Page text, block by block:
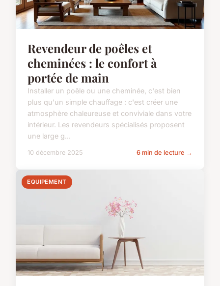
Revendeur de poêles et
cheminées : le confort à
portée de main
Installer un poêle ou une cheminée, c'est bien
plus qu'un simple chauffage : c'est créer une
atmosphère chaleureuse et conviviale dans votre
intérieur. Les revendeurs spécialisés proposent
une large g...
10 décembre 2025 6 min de lecture →
EQUIPEMENT